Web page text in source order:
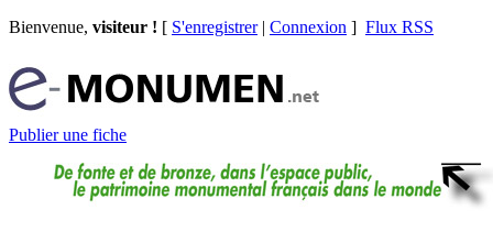
Bienvenue, visiteur ! [ S'enregistrer| Connexion ] Flux RSS
Publier une fiche